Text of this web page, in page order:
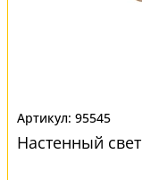
95545
Настенный